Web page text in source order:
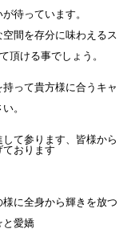
待っています。
間を存分に味わえるス
頂ける事でしょう。
って貴方様に合うキャ
。
て参ります、皆様から
おります
様に全身から輝きを放つ
と愛嬌